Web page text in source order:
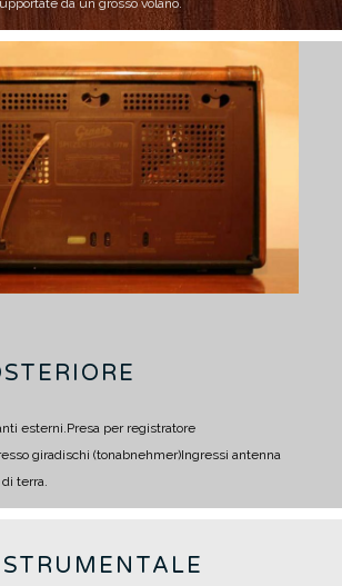
esterni. Presa per registratore
giradischi (tonabnehmer)Ingressi antenna
terra.